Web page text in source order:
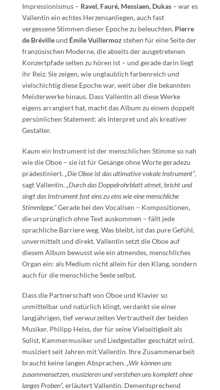
Impressionismus – Ravel, Fauré, Messiaen, Dukas– war es
Vallentin ein echtes Herzensanliegen, auch fast
vergessene Stimmen dieser Epoche zu beleuchten. Pierre
de Brévilleund Émile Vuillermoz stehen für eine Seite der
französischen Moderne, die abseits der ausgetretenen
Konzertpfade selten zu hören ist – und gerade darin liegt
ihr Reiz. Sie zeigen, wie unglaublich farbenreich und
vielschichtig diese Epoche war, weit über die bekannten
Meisterwerke hinaus. Dass Vallentin all diese Werke
eigens arrangiert hat, macht das Album zu einem doppelt
persönlichen Statement: als Interpret und als kreativer
Gestalter.
Kaum ein Instrument ist der menschlichen Stimme so nah
wie die Oboe – sie ist für Gesänge ohne Worte geradezu
prädestiniert.„Die Oboe ist das ultimative vokale Instrument“,
sagt Vallentin.„Durch das Doppelrohrblatt atmet, bricht und
singt das Instrument fast eins zu eins wie eine menschliche
Stimmlippe.“Gerade bei den Vocalisen – Kompositionen,
die ursprünglich ohne Text auskommen – fällt jede
sprachliche Barriere weg. Was bleibt, ist das pure Gefühl,
unvermittelt und direkt. Vallentin setzt die Oboe auf
diesem Album bewusst wie ein atmendes, menschliches
Organ ein: als Medium nicht allein für den Klang, sondern
auch für die menschliche Seele selbst.
Dass die Partnerschaft von Oboe und Klavier so
unmittelbar und natürlich klingt, verdankt sie einer
langjährigen, tief verwurzelten Vertrautheit der beiden
Musiker. Philipp Heiss, der für seine Vielseitigkeit als
Solist, Kammermusiker und Liedgestalter geschätzt wird,
musiziert seit Jahren mit Vallentin. Ihre Zusammenarbeit
braucht keine langen Absprachen.„Wir können uns
zusammensetzen, musizieren und verstehen uns komplett ohne
langes Proben“, erläutert Vallentin. Dementsprechend